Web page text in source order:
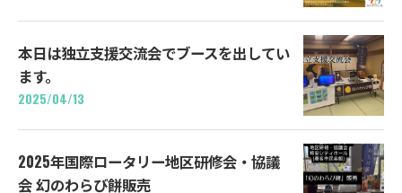
本日は独立支援交流会でブースを出してい
ます。
2025/04/13
2025年国際ロータリー地区研修会・協議
会 幻のわらび餅販売